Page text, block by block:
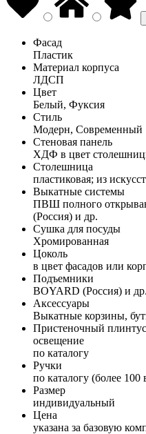
Фасад
Пластик
Материал корпуса
ЛДСП
Цвет
Белый, Фуксия
Стиль
Модерн, Современный
Стеновая панель
ХДФ в цвет
Столешница
пластиковая; из
Выкатные системы
ПВШ полного
(Россия) и др.
Сушка для посуды
Хромированная
Цоколь
в цвет фасадов или
Подъемники
BOYARD (Россия) и др.
Аксессуары
Выкатные корзины,
Пристеночный
освещение
по каталогу
Ручки
по каталогу (более 100
Размер
индивидуальный
Цена
указана за базовую